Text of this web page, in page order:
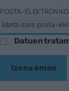
POSTA-
Datuen
Izena eman